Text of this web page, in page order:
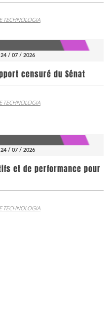
TECHNOLOGIA
24 / 07 / 2026
censuré du Sénat
TECHNOLOGIA
24 / 07 / 2026
et de performance pour
TECHNOLOGIA